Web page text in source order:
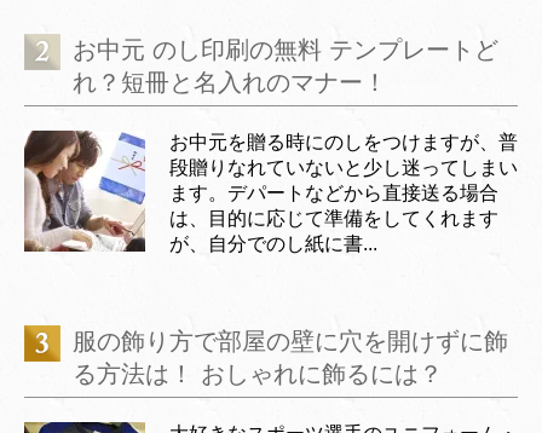
お中元 のし印刷の無料 テンプレートど
れ？短冊と名入れのマナー！
お中元を贈る時にのしをつけますが、普
段贈りなれていないと少し迷ってしまい
ます。デパートなどから直接送る場合
は、目的に応じて準備をしてくれます
が、自分でのし紙に書...
服の飾り方で部屋の壁に穴を開けずに飾
る方法は！ おしゃれに飾るには？